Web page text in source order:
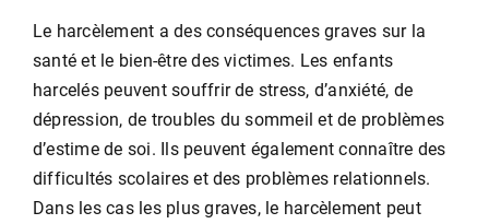
Le harcèlement a des conséquences graves sur la
santé et le bien-être des victimes. Les enfants
harcelés peuvent souffrir de stress, d’anxiété, de
dépression, de troubles du sommeil et de problèmes
d’estime de soi. Ils peuvent également connaître des
difficultés scolaires et des problèmes relationnels.
Dans les cas les plus graves, le harcèlement peut